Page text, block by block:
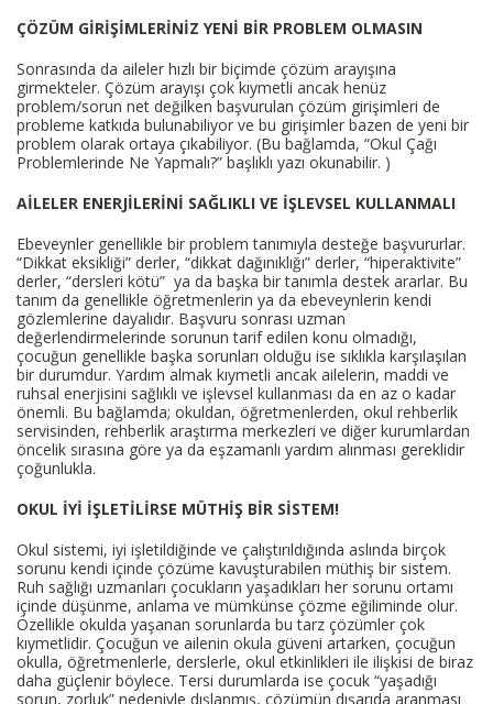
ÇÖZÜM GİRİŞİMLERİNİZ YENİ BİR PROBLEM OLMASIN
Sonrasında da aileler hızlı bir biçimde çözüm arayışına
girmekteler. Çözüm arayışı çok kıymetli ancak henüz
problem/sorun net değilken başvurulan çözüm girişimleri de
probleme katkıda bulunabiliyor ve bu girişimler bazen de yeni bir
problem olarak ortaya çıkabiliyor. (Bu bağlamda, “Okul Çağı
Problemlerinde Ne Yapmalı?” başlıklı yazı okunabilir. )
AİLELER ENERJİLERİNİ SAĞLIKLI VE İŞLEVSEL KULLANMALI
Ebeveynler genellikle bir problem tanımıyla desteğe başvururlar.
“Dikkat eksikliği” derler, “dikkat dağınıklığı” derler, “hiperaktivite”
derler, “dersleri kötü” ya da başka bir tanımla destek ararlar. Bu
tanım da genellikle öğretmenlerin ya da ebeveynlerin kendi
gözlemlerine dayalıdır. Başvuru sonrası uzman
değerlendirmelerinde sorunun tarif edilen konu olmadığı,
çocuğun genellikle başka sorunları olduğu ise sıklıkla karşılaşılan
bir durumdur. Yardım almak kıymetli ancak ailelerin, maddi ve
ruhsal enerjisini sağlıklı ve işlevsel kullanması da en az o kadar
önemli. Bu bağlamda; okuldan, öğretmenlerden, okul rehberlik
servisinden, rehberlik araştırma merkezleri ve diğer kurumlardan
öncelik sırasına göre ya da eşzamanlı yardım alınması gereklidir
çoğunlukla.
OKUL İYİ İŞLETİLİRSE MÜTHİŞ BİR SİSTEM!
Okul sistemi, iyi işletildiğinde ve çalıştırıldığında aslında birçok
sorunu kendi içinde çözüme kavuşturabilen müthiş bir sistem.
Ruh sağlığı uzmanları çocukların yaşadıkları her sorunu ortamı
içinde düşünme, anlama ve mümkünse çözme eğiliminde olur.
Özellikle okulda yaşanan sorunlarda bu tarz çözümler çok
kıymetlidir. Çocuğun ve ailenin okula güveni artarken, çocuğun
okulla, öğretmenlerle, derslerle, okul etkinlikleri ile ilişkisi de biraz
daha güçlenir böylece. Tersi durumlarda ise çocuk “yaşadığı
sorun, zorluk” nedeniyle dışlanmış, çözümün dışarıda aranması